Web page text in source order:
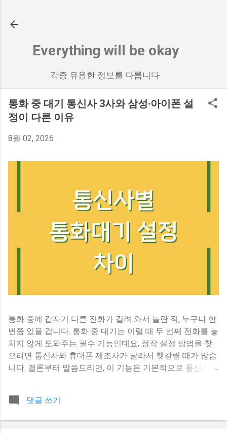
Everything will be okay
각종 유용한 정보를 다룹니다.
통화 중 대기 통신사 3사와 삼성·아이폰 설
정이 다른 이유
8월 02, 2026
통화 중에 갑자기 다른 전화가 걸려 와서 놀란 적, 누구나 한
번쯤 있을 겁니다. 통화 중 대기는 이럴 때 두 번째 전화를 놓
치지 않게 도와주는 필수 기능인데요, 정작 설정 방법을 찾
으려면 통신사와 휴대폰 제조사가 달라서 헷갈릴 때가 많습
니다. 결론부터 말씀드리면, 이 기능은 기본적으로 통신사가
폰에서는 기본 활성화되어 있어서, 설정에서 해당 옵션을 찾
사마다 다른 통화 중 대기, 어디까지 알고 있나요 이 기능이
댓글 쓰기